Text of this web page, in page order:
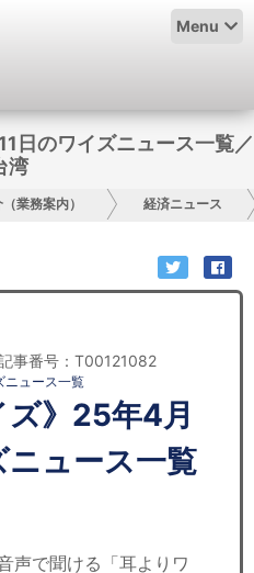
Menu
日のワイズニュース一覧／
湾
業務案内） 経済ニュース
事番号：T00121082
ニュース一覧
ズ》25年4月
ニュース一覧
声で聞ける「耳よりワ